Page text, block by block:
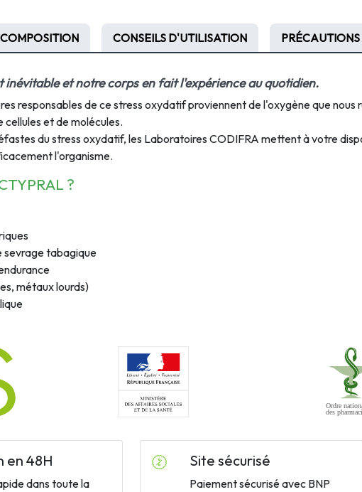
COMPOSITION CONSEILS D'UTILISATION
inévitable et notre corps en fait l'expérience au quotidien.
responsables decestress oxydatifproviennentdel'oxygènequenous
cellules et de molécules.
dustress oxydatif, les Laboratoires CODIFRA mettentàvotre
l'organisme.
?
sevrage tabagique
métaux lourds)
en 48H
dans toute la
Site sécurisé
Paiement sécurisé avec BNP